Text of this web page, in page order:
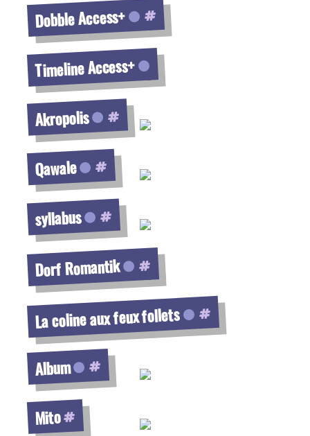
Dobble Access+
Timeline Access+
Akropolis
Qawale
Voir la fiche
syllabus
Dorf Romantik
La coline aux feux follets
Album
Voir la fiche
Mito
Voir la fiche